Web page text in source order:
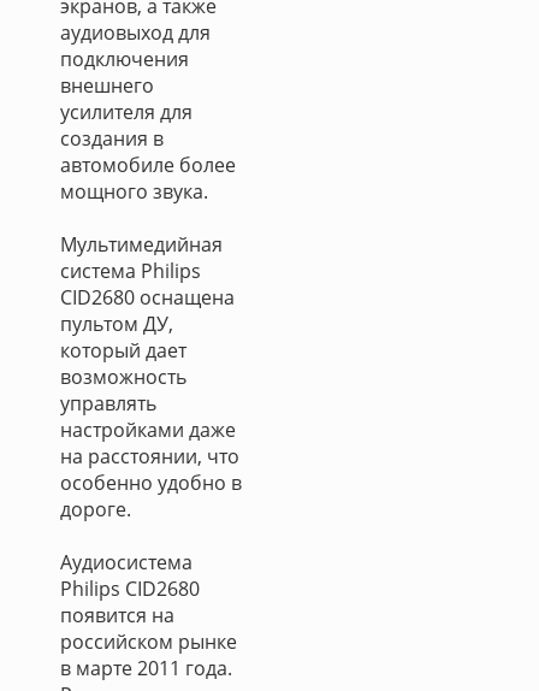
экранов, а также
аудиовыход для
подключения
внешнего
усилителя для
создания в
автомобиле более
мощного звука.
Мультимедийная
система Philips
CID2680 оснащена
пультом ДУ,
который дает
возможность
управлять
настройками даже
на расстоянии, что
особенно удобно в
дороге.
Аудиосистема
Philips CID2680
появится на
российском рынке
в марте 2011 года.